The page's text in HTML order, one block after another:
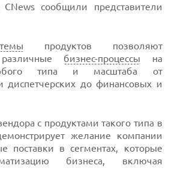
сообщили представители
продуктов позволяют
различные бизнес-процессы на
типа и масштаба от
диспетчерских до финансовых и
с продуктами такого типа в
желание компании
поставки в сегментах, которые
бизнеса, включая